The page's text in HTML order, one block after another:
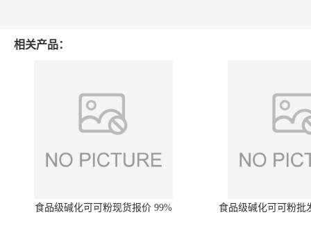
相关产品：
食品级碱化可可粉现货报价 99% 食品级碱化可可粉批